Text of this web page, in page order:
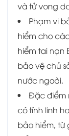
và tử vong
Phạm vi
hiểm cho
hiểm tai nạn
bảo vệ chủ
nước ngoài.
Đặc điểm
có tính linh
bảo hiểm, từ